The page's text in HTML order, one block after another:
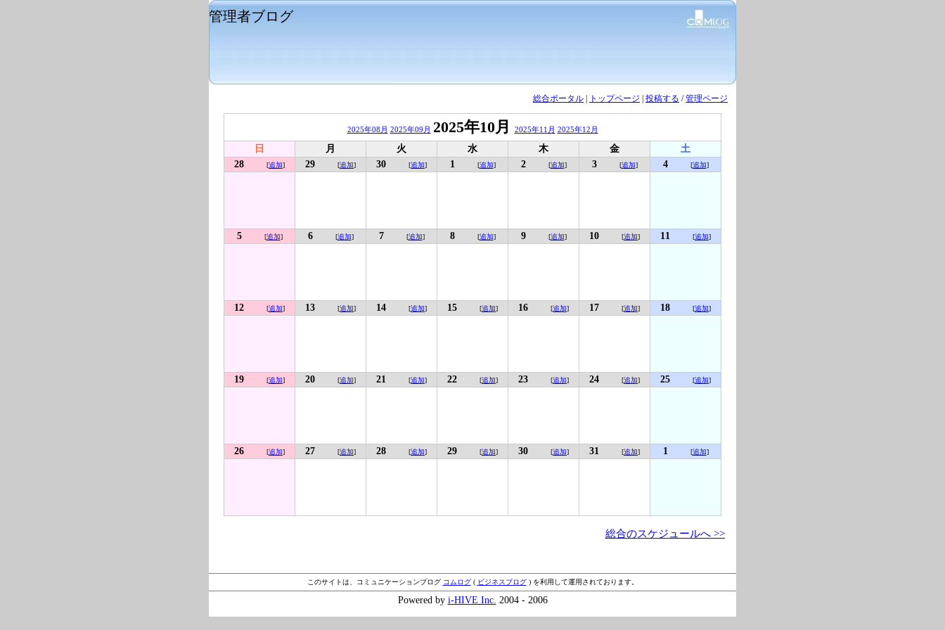
管理者ブログ
総合ポータル トップページ 投稿する /管理ページ
2025年08月 2025年09月 2025年10月 2025年11月 2025年12月
日 月 火 水 木 金
土
28
[追加] 29 [追加] 30 [追加] 1 [追加] 2 [追加] 3 [追加] 4 [追加]
5 [追加] 6 [追加] 7 [追加] 8 [追加] 9 [追加] 10 [追加] 11 [追加]
12 [追加] 13 [追加] 14 [追加] 15 [追加] 16 [追加] 17 [追加] 18 [追加]
19 [追加] 20 [追加] 21 [追加] 22 [追加] 23 [追加] 24 [追加] 25 [追加]
26 [追加] 27 [追加] 28 [追加] 29 [追加] 30 [追加] 31 [追加] 1 [追加]
総合のスケジュールへ >>
このサイトは、コミュニケーションブログ コムログ( ビジネスブログ) を利用して運用されております。
Powered by i-HIVE Inc. 2004 - 2006